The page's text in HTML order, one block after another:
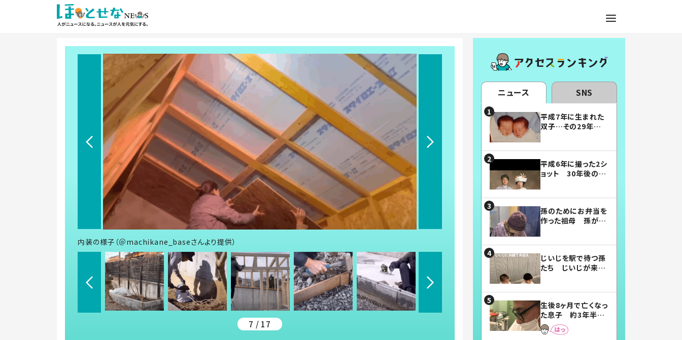
内装の様子（＠machikane_baseさんより提供）
7 / 17
ニュース SNS
平成7年に生まれた
双子…その29年後
平成6年に撮った2シ
ョット 30年後の姿
孫のためにお弁当を
作った祖母 孫が絶
じいじを駅で待つ孫
たち じいじが来た
まらない」「幸せにな
れる」
生後8ヶ月で亡くなっ
た息子 約3年半
後、当時の妻の日記
に書いてあった本音